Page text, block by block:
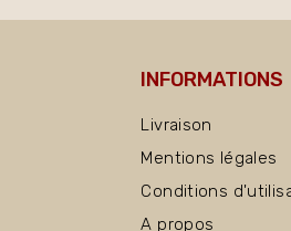
INFORMATIONS
Livraison
Mentions légales
Conditions
A propos